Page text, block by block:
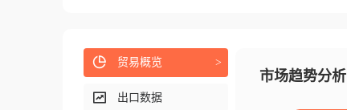
市场趋势分析
贸易概览 >
出口数据